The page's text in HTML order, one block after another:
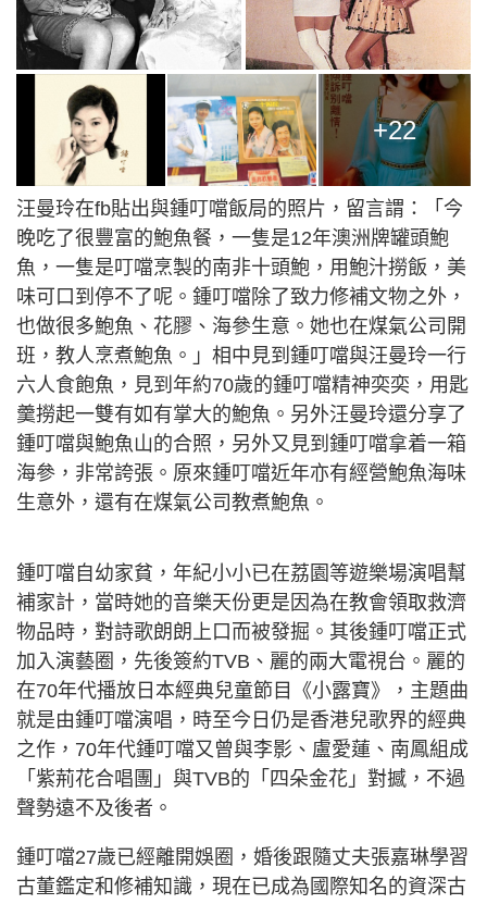
+22
汪曼玲在fb貼出與鍾叮噹飯局的照片，留言謂：「今
晚吃了很豐富的鮑魚餐，一隻是12年澳洲牌罐頭鮑
魚，一隻是叮噹烹製的南非十頭鮑，用鮑汁撈飯，美
味可口到停不了呢。鍾叮噹除了致力修補文物之外，
也做很多鮑魚、花膠、海參生意。她也在煤氣公司開
班，教人烹煮鮑魚。」相中見到鍾叮噹與汪曼玲一行
六人食飽魚，見到年約70歲的鍾叮噹精神奕奕，用匙
羹撈起一雙有如有掌大的鮑魚。另外汪曼玲還分享了
鍾叮噹與鮑魚山的合照，另外又見到鍾叮噹拿着一箱
海參，非常誇張。原來鍾叮噹近年亦有經營鮑魚海味
生意外，還有在煤氣公司教煮鮑魚。
鍾叮噹自幼家貧，年紀小小已在荔園等遊樂場演唱幫
補家計，當時她的音樂天份更是因為在教會領取救濟
物品時，對詩歌朗朗上口而被發掘。其後鍾叮噹正式
加入演藝圈，先後簽約TVB、麗的兩大電視台。麗的
在70年代播放日本經典兒童節目《小露寶》，主題曲
就是由鍾叮噹演唱，時至今日仍是香港兒歌界的經典
之作，70年代鍾叮噹又曾與李影、盧愛蓮、南鳳組成
「紫荊花合唱團」與TVB的「四朵金花」對撼，不過
聲勢遠不及後者。
鍾叮噹27歲已經離開娛圈，婚後跟隨丈夫張嘉琳學習
古董鑑定和修補知識，現在已成為國際知名的資深古